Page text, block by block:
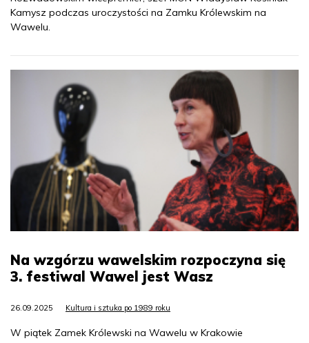
Kamysz podczas uroczystości na Zamku Królewskim na
Wawelu.
Na wzgórzu wawelskim rozpoczyna się
3. festiwal Wawel jest Wasz
26.09.2025 Kultura i sztuka po 1989 roku
W piątek Zamek Królewski na Wawelu w Krakowie